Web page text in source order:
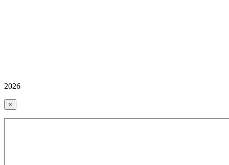
2026
×